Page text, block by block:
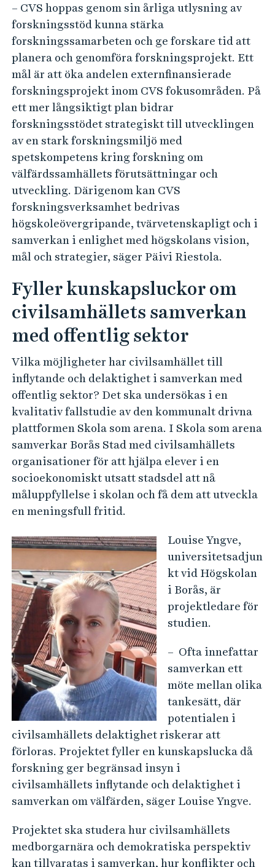
– CVS hoppas genom sin årliga utlysning av
forskningsstöd kunna stärka
forskningssamarbeten och ge forskare tid att
planera och genomföra forskningsprojekt. Ett
mål är att öka andelen externfinansierade
forskningsprojekt inom CVS fokusområden. På
ett mer långsiktigt plan bidrar
forskningsstödet strategiskt till utvecklingen
av en stark forskningsmiljö med
spetskompetens kring forskning om
välfärdssamhällets förutsättningar och
utveckling. Därigenom kan CVS
forskningsverksamhet bedrivas
högskoleövergripande, tvärvetenskapligt och i
samverkan i enlighet med högskolans vision,
mål och strategier, säger Päivi Riestola.
Fyller kunskapsluckor om
civilsamhällets samverkan
med offentlig sektor
Vilka möjligheter har civilsamhället till
inflytande och delaktighet i samverkan med
offentlig sektor? Det ska undersökas i en
kvalitativ fallstudie av den kommunalt drivna
plattformen Skola som arena. I Skola som arena
samverkar Borås Stad med civilsamhällets
organisationer för att hjälpa elever i en
socioekonomiskt utsatt stadsdel att nå
måluppfyllelse i skolan och få dem att utveckla
en meningsfull fritid.
Louise Yngve,
universitetsadjun
kt vid Högskolan
i Borås, är
projektledare för
studien.
– Ofta innefattar
samverkan ett
möte mellan olika
tankesätt, där
potentialen i
civilsamhällets delaktighet riskerar att
förloras. Projektet fyller en kunskapslucka då
forskning ger begränsad insyn i
civilsamhällets inflytande och delaktighet i
samverkan om välfärden, säger Louise Yngve.
Projektet ska studera hur civilsamhällets
medborgarnära och demokratiska perspektiv
kan tillvaratas i samverkan, hur konflikter och